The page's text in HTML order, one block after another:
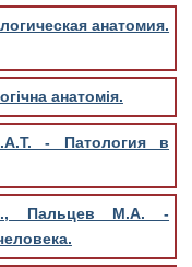
анатомия.
анатомія.
- Патология в
Пальцев М.А. -